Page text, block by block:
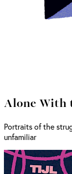
Alone With
Portraits of the
unfamiliar